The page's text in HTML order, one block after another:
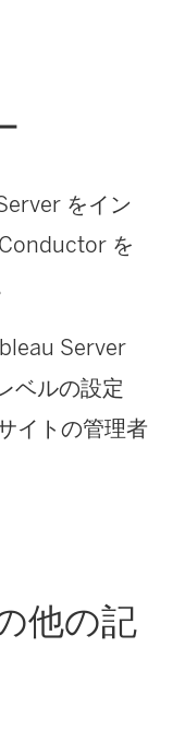
をイン
を
Server
ベルの設定
イトの管理者
他の記